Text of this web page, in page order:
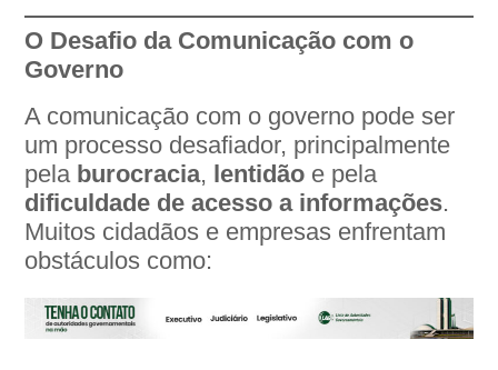
O Desafio da Comunicação com o
Governo
A comunicação com o governo pode ser
um processo desafiador, principalmente
pela burocracia, lentidão e pela
dificuldade de acesso a informações.
Muitos cidadãos e empresas enfrentam
obstáculos como: